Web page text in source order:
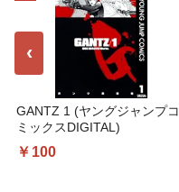
‹
GANTZ 1 (ヤングジャンプコ
ミックスDIGITAL)
￥100